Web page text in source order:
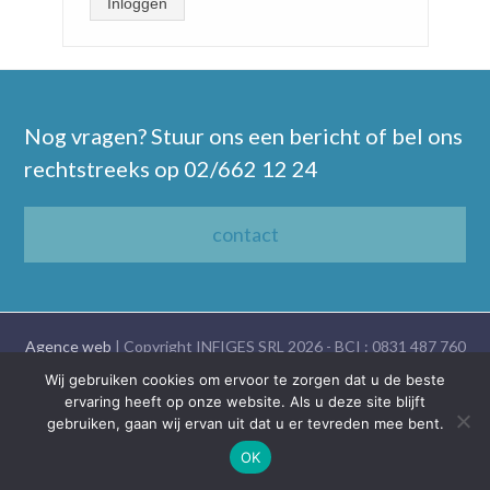
Nog vragen? Stuur ons een bericht of bel ons
rechtstreeks op 02/662 12 24
contact
Agence web | Copyright INFIGES SRL 2026 - BCI : 0831 487 760
Nederlands Français
Wij gebruiken cookies om ervoor te zorgen dat u de beste
ervaring heeft op onze website. Als u deze site blijft
gebruiken, gaan wij ervan uit dat u er tevreden mee bent.
OK